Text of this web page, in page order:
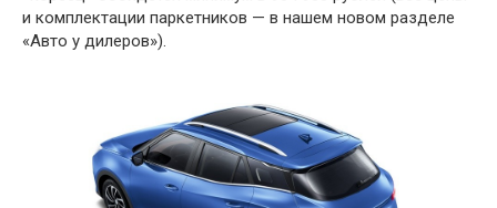
и комплектации паркетников — в нашем новом разделе
«Авто у дилеров»).